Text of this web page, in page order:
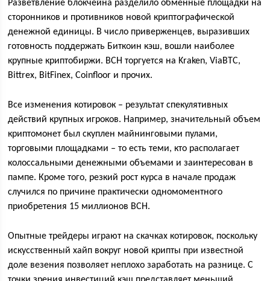
Разветвление блокчейна разделило обменные площадки на
сторонников и противников новой криптографической
денежной единицы. В число приверженцев, выразивших
готовность поддержать Биткоин кэш, вошли наиболее
крупные криптобиржи. ВСН торгуется на Kraken, ViaBTC,
Bittrex, BitFinex, Coinfloor и прочих.
Все изменения котировок – результат спекулятивных
действий крупных игроков. Например, значительный объем
криптомонет был скуплен майнинговыми пулами,
торговыми площадками – то есть теми, кто располагает
колоссальными денежными объемами и заинтересован в
пампе. Кроме того, резкий рост курса в начале продаж
случился по причине практически одномоментного
приобретения 15 миллионов ВСН.
Опытные трейдеры играют на скачках котировок, поскольку
искусственный хайп вокруг новой крипты при известной
доле везения позволяет неплохо заработать на разнице. С